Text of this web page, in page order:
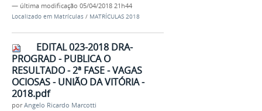
— última modificação 05/04/2018 21h44
Localizado em Matrículas / MATRÍCULAS 2018
EDITAL 023-2018 DRA-
PROGRAD - PUBLICA O
RESULTADO - 2ª FASE - VAGAS
OCIOSAS - UNIÃO DA VITÓRIA -
2018.pdf
porAngelo Ricardo Marcotti